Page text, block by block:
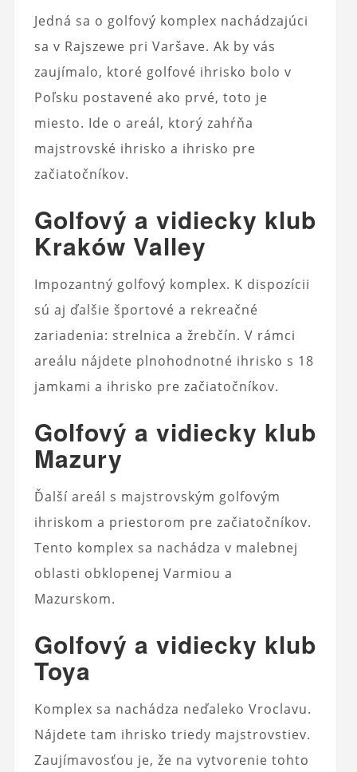
Jedná sa o golfový komplex nachádzajúci
sa v Rajszewe pri Varšave. Ak by vás
zaujímalo, ktoré golfové ihrisko bolo v
Poľsku postavené ako prvé, toto je
miesto. Ide o areál, ktorý zahŕňa
majstrovské ihrisko a ihrisko pre
začiatočníkov.
Golfový a vidiecky klub
Kraków Valley
Impozantný golfový komplex. K dispozícii
sú aj ďalšie športové a rekreačné
zariadenia: strelnica a žrebčín. V rámci
areálu nájdete plnohodnotné ihrisko s 18
jamkami a ihrisko pre začiatočníkov.
Golfový a vidiecky klub
Mazury
Ďalší areál s majstrovským golfovým
ihriskom a priestorom pre začiatočníkov.
Tento komplex sa nachádza v malebnej
oblasti obklopenej Varmiou a
Mazurskom.
Golfový a vidiecky klub
Toya
Komplex sa nachádza neďaleko Vroclavu.
Nájdete tam ihrisko triedy majstrovstiev.
Zaujímavosťou je, že na vytvorenie tohto